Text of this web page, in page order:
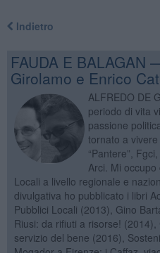
Indietro
FAUDA E BALAGAN
Girolamo e Enrico
ALFREDO DE
periodo di vita
passione
tornato a
“Pantere”,
Arci. Mi
Locali a livello regionale e
divulgativa ho pubblicato i libri
Pubblici Locali (2013), Gino
Riusi: da rifiuti a risorse!
servizio del bene (2016),